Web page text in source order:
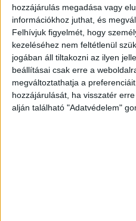
hozzájárulás megadása vagy
információkhoz juthat, és
Felhívjuk figyelmét, hogy
kezeléséhez nem feltétlenül
jogában áll tiltakozni az ilyen
beállításai csak erre a
megváltoztathatja a
hozzájárulását, ha visszatér
alján található "Adatvédelem"